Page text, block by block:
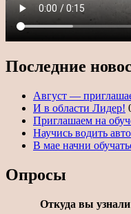
Последние
Август —
И в области Лидер!
Приглашаем на
Научись водить
В мае начни
Опросы
Откуда вы